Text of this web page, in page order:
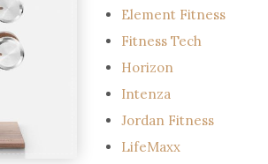
Element Fitness
Fitness Tech
Horizon
Intenza
Jordan Fitness
LifeMaxx